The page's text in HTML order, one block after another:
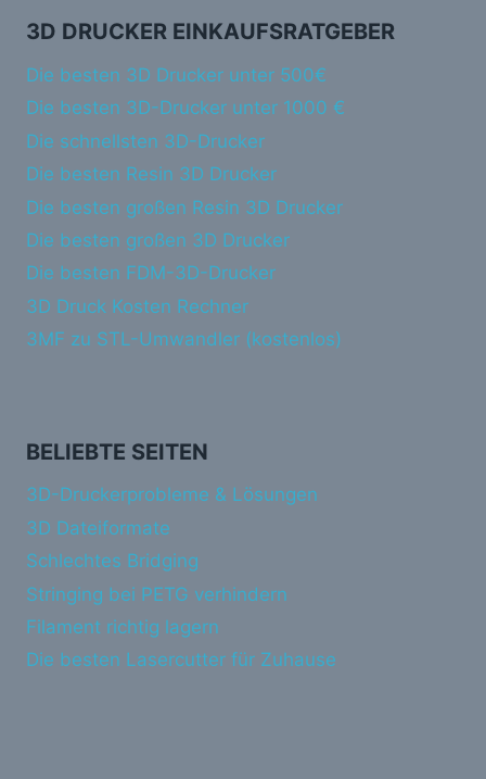
3D DRUCKER EINKAUFSRATGEBER
Die besten 3D Drucker unter 500€
Die besten 3D-Drucker unter 1000 €
Die schnellsten 3D-Drucker
Die besten Resin 3D Drucker
Die besten großen Resin 3D Drucker
Die besten großen 3D Drucker
Die besten FDM-3D-Drucker
3D Druck Kosten Rechner
3MF zu STL-Umwandler (kostenlos)
BELIEBTE SEITEN
3D-Druckerprobleme & Lösungen
3D Dateiformate
Schlechtes Bridging
Stringing bei PETG verhindern
Filament richtig lagern
Die besten Lasercutter für Zuhause